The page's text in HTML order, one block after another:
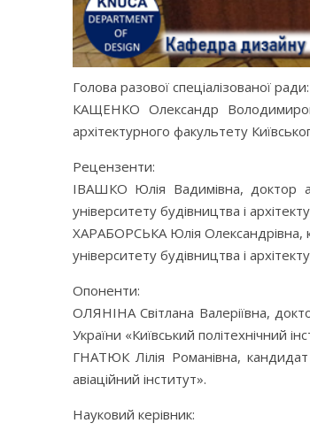
Голова разової спеціалізованої ради:
КАЩЕНКО Олександр
архітектурного факультету
Рецензенти:
ІВАШКО Юлія Вадимівна, доктор
університету будівництва і
ХАРАБОРСЬКА Юлія Олександрівна,
університету будівництва і
Опоненти:
ОЛЯНІНА Світлана Валеріївна,
України «Київський політехнічний
ГНАТЮК Лілія Романівна,
авіаційний інститут».
Науковий керівник: